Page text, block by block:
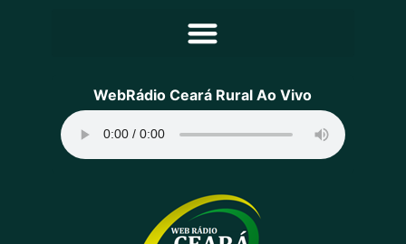
Principal
Programação
Equipe
Contato
WebRádio Ceará Rural Ao Vivo